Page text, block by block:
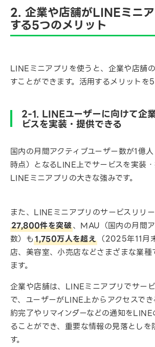
2. 企業や店舗がLINEミニ
する5つのメリット
LINEミニアプリを使うと、企業や店舗
すことができます。活用するメリットを5
2-1. LINEユーザーに向けて企
ビスを実装・提供できる
国内の月間アクティブユーザー数が1億
時点）となるLINE上でサービスを実装・
LINEミニアプリの大きな強みです。
また、LINEミニアプリのサービスリリ
27,800件を突破、MAU（国内の月間
数）も1,750万人を超え （2025年11月
店、美容室、小売店などさまざまな業種
ます。
企業や店舗は、LINEミニアプリでサー
で、ユーザーがLINE上からアクセスで
約完了やリマインダーなどの通知を
ることができ、重要な情報の見落としを
す。